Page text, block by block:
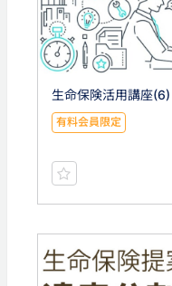
生命保険活用講座(6)
有料会員限定